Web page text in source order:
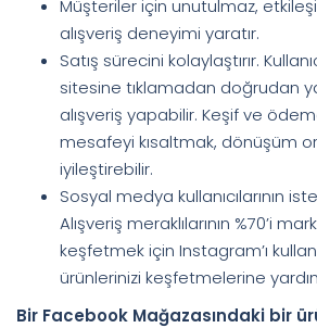
Müşteriler için unutulmaz,
alışveriş deneyimi yaratır.
Satış sürecini kolaylaştırır.
sitesine tıklamadan doğrudan
alışveriş yapabilir. Keşif ve
mesafeyi kısaltmak, dönüşüm
iyileştirebilir.
Sosyal medya kullanıcılarının
Alışveriş meraklılarının %70’i
keşfetmek için Instagram’ı
ürünlerinizi keşfetmelerine
Bir Facebook Mağazasındaki bir